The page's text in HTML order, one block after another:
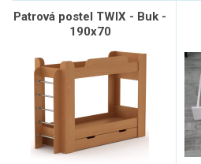
Patrová postel TWIX - Buk -
190x70